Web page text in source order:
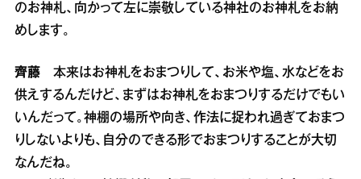
のお神札、向かって左に崇敬している神社のお神札をお納
めします。
齊藤 本来はお神札をおまつりして、お米や塩、水などをお
供えするんだけど、まずはお神札をおまつりするだけでもい
いんだって。神棚の場所や向き、作法に捉われ過ぎておまつ
りしないよりも、自分のできる形でおまつりすることが大切
なんだね。